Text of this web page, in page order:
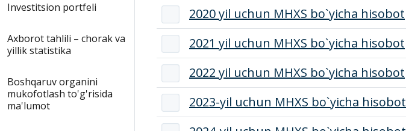
Investitsion portfeli
Аxborot tahlili – chorak va
yillik statistika
Boshqaruv organini
mukofotlash to'g'risida
ma'lumot
2020 yil uchun MHXS bo`yicha hisobot
2021 yil uchun MHXS bo`yicha hisobot
2022 yil uchun MHXS bo`yicha hisobot
2023-yil uchun MHXS bo`yicha hisobot